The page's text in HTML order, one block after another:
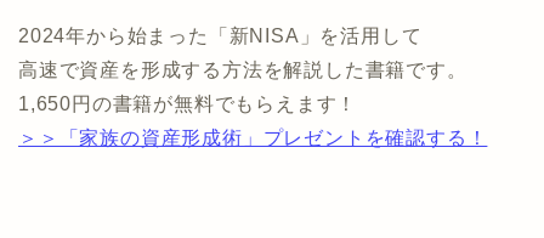
2024年から始まった「新NISA」を活用して
高速で資産を形成する方法を解説した書籍です。
1,650円の書籍が無料でもらえます！
＞＞「家族の資産形成術」プレゼントを確認する！